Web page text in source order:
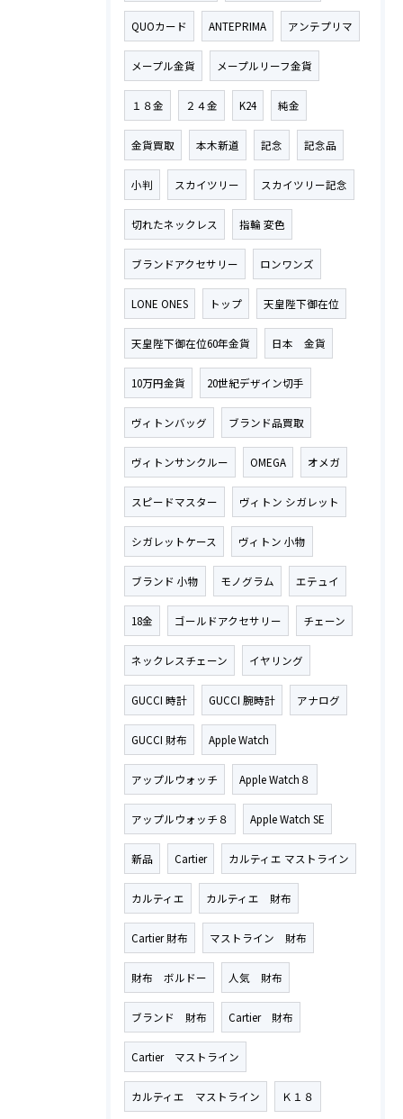
QUOカード ANTEPRIMA アンテプリマ
メープル金貨 メープルリーフ金貨
１８金 ２４金 K24 純金
金貨買取 本木新道 記念 記念品
小判 スカイツリー スカイツリー記念
切れたネックレス 指輪 変色
ブランドアクセサリー ロンワンズ
LONE ONES トップ 天皇陛下御在位
天皇陛下御在位60年金貨 日本 金貨
10万円金貨 20世紀デザイン切手
ヴィトンバッグ ブランド品買取
ヴィトンサンクルー OMEGA オメガ
スピードマスター ヴィトン シガレット
シガレットケース ヴィトン 小物
ブランド 小物 モノグラム エテュイ
18金 ゴールドアクセサリー チェーン
ネックレスチェーン イヤリング
GUCCI 時計 GUCCI 腕時計 アナログ
GUCCI 財布 Apple Watch
アップルウォッチ Apple Watch８
アップルウォッチ８ Apple Watch SE
新品 Cartier カルティエ マストライン
カルティエ カルティエ 財布
Cartier 財布 マストライン 財布
財布 ボルドー 人気 財布
ブランド 財布 Cartier 財布
Cartier マストライン
カルティエ マストライン Ｋ１８